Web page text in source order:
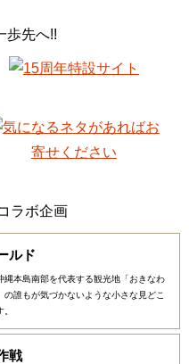
ルド
縄本島南部を代表する観光地「おきなわ
誰もが気づかないような小さな見どこ
戦